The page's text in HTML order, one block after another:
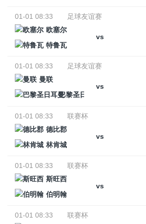
01-01 08:33
足球友谊赛
欧塞尔
vs
特鲁瓦
01-01 08:33
足球友谊赛
曼联
vs
巴黎圣日耳曼
01-01 08:33
联赛杯
德比郡
vs
林肯城
01-01 08:33
联赛杯
斯旺西
vs
伯明翰
01-01 08:33
联赛杯